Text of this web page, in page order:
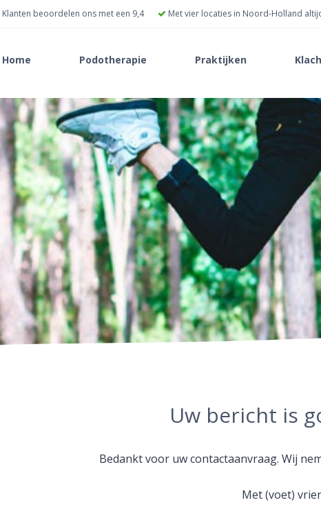
Klanten beoordelen ons met een 9,4 Met vier locaties in Noord-Holland
Home Podotherapie Praktijken
Uw bericht is
Bedankt voor uw contactaanvraag. Wij
Met (voet)